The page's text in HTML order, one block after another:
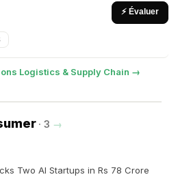
⚡ Évaluer
Logistics & Supply Chain →
· 3 →
Two AI Startups in Rs 78 Crore